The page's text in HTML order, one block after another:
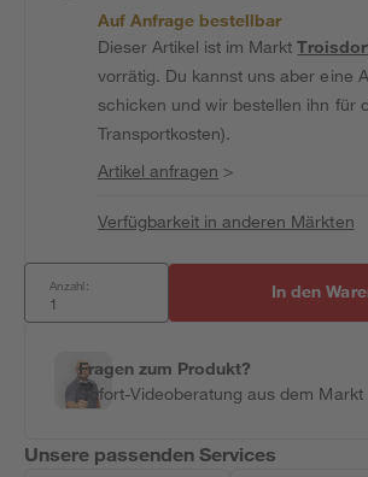
Auf Anfrage bestellbar
Dieser Artikel ist im Markt
vorrätig. Du kannst uns aber eine
schicken und wir bestellen ihn für
Transportkosten).
Artikel anfragen >
Verfügbarkeit in anderen Märkten
Anzahl: In den
Fragen zum Produkt?
Sofort-Videoberatung aus dem Markt
Unsere passenden Services